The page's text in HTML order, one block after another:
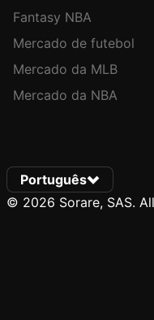
Fantasy NBA
Mercado de futebol
Mercado da MLB
Mercado da NBA
Português
© 2026 Sorare, SAS.